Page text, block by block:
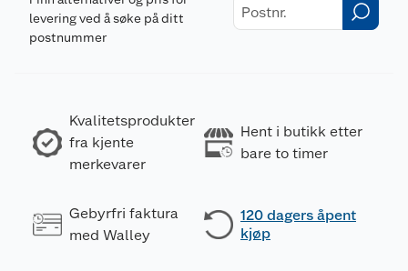
levering ved å søke på ditt
postnummer
Kvalitetsprodukter
fra kjente
merkevarer
Hent i butikk etter
bare to timer
Gebyrfri faktura
med Walley
120 dagers åpent
kjøp